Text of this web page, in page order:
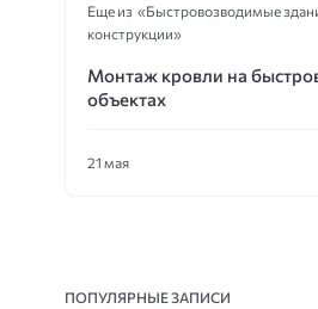
Еще из «Быстровозводимые
конструкции»
Монтаж кровли на
объектах
21 мая
ПОПУЛЯРНЫЕ ЗАПИСИ